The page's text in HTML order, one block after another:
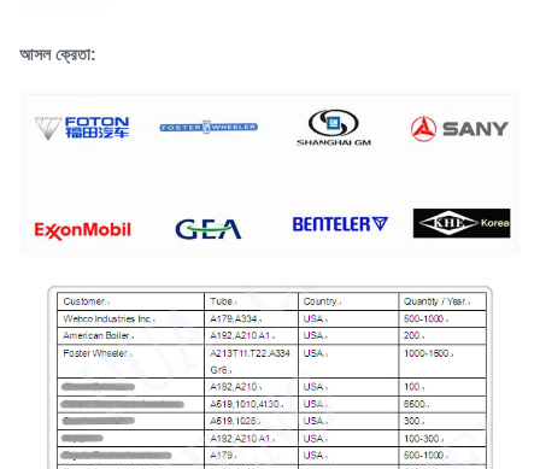
আসল ক্রেতা: